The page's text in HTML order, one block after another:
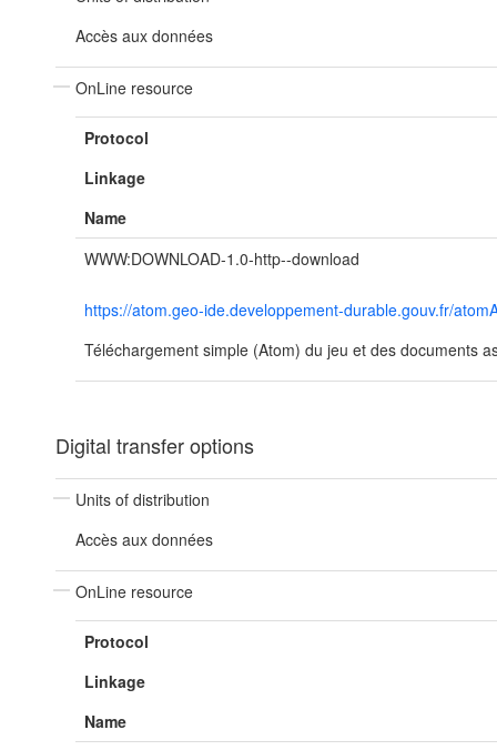
Accès aux données
OnLine resource
Protocol
Linkage
Name
WWW:DOWNLOAD-1.0-http--download
https://atom.geo-ide.developpement-durable.gouv.fr/
Téléchargement simple (Atom) du jeu et des documents
Digital transfer options
Units of distribution
Accès aux données
OnLine resource
Protocol
Linkage
Name